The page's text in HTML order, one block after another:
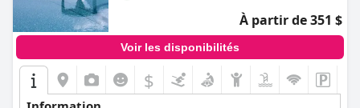
À partir de 351 $
Voir les disponibilités
$